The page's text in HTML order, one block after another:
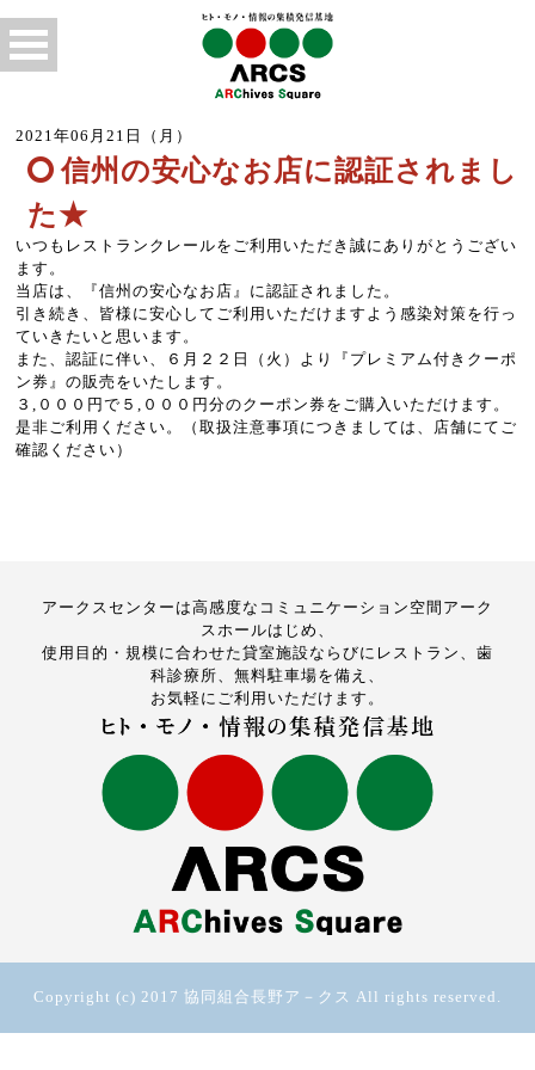
2021年06月21日（月）
信州の安心なお店に認証されまし
た★
いつもレストランクレールをご利用いただき誠にありがとうござい
ます。
当店は、『信州の安心なお店』に認証されました。
引き続き、皆様に安心してご利用いただけますよう感染対策を行っ
ていきたいと思います。
また、認証に伴い、６月２２日（火）より『プレミアム付きクーポ
ン券』の販売をいたします。
３,０００円で５,０００円分のクーポン券をご購入いただけます。
是非ご利用ください。（取扱注意事項につきましては、店舗にてご
確認ください）
アークスセンターは高感度なコミュニケーション空間アーク
スホールはじめ、
使用目的・規模に合わせた貸室施設ならびにレストラン、歯
科診療所、無料駐車場を備え、
お気軽にご利用いただけます。
Copyright (c) 2017 協同組合長野ア－クス All rights reserved.